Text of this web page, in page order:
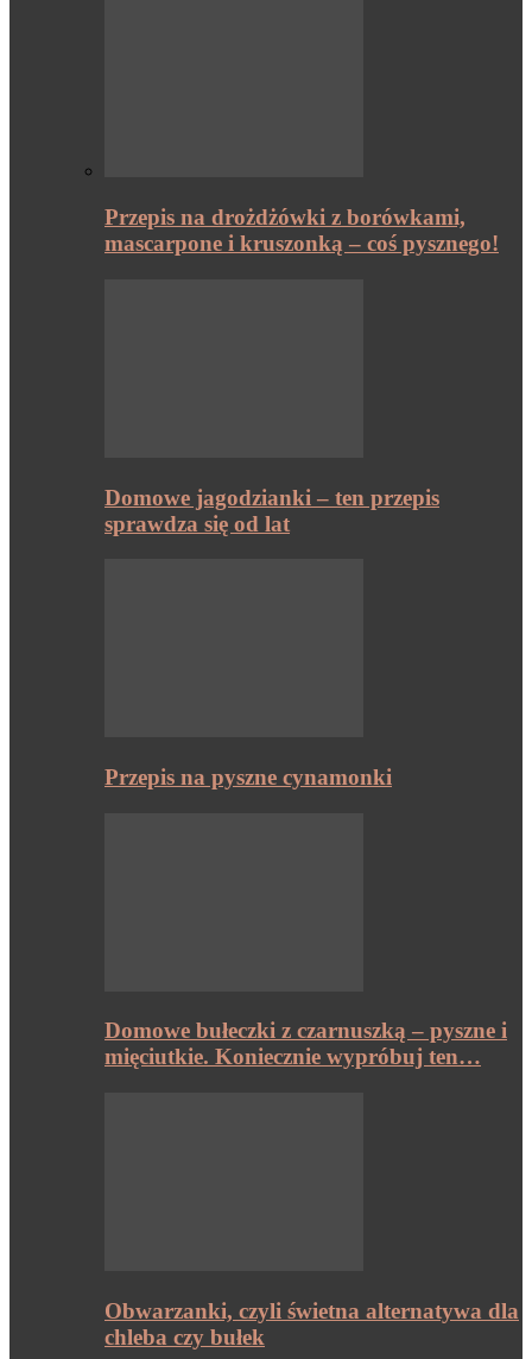
Przepis na drożdżówki z borówkami,
mascarpone i kruszonką – coś pysznego!
Domowe jagodzianki – ten przepis
sprawdza się od lat
Przepis na pyszne cynamonki
Domowe bułeczki z czarnuszką – pyszne i
mięciutkie. Koniecznie wypróbuj ten…
Obwarzanki, czyli świetna alternatywa dla
chleba czy bułek